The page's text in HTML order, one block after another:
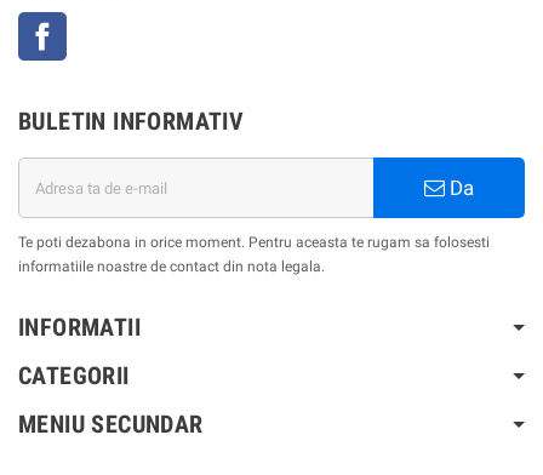
BULETIN INFORMATIV
Da
Te poti dezabona in orice moment. Pentru aceasta te rugam sa folosesti
informatiile noastre de contact din nota legala.
INFORMATII
CATEGORII
MENIU SECUNDAR